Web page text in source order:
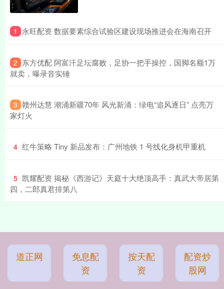
1 ​永旺配资 数据要素综合试验区建设现场推进会在海南召开
2 ​东方优配 阿富汗足坛腐败，足协一把手操控，国脚名额1万
就卖，曝录音实锤
3 ​赣州达慧 潮涌新疆70年 风光新涌：绿电“追风逐日” 点亮万
家灯火
4 ​红牛策略 Tiny 新品发布：广州地铁 1 号线化身机甲重机
5 ​凯耀配资 揭秘《西游记》天庭十大绝顶高手：真武大帝居第
四，二郎真君排第八
道正网
免息配
资
按天配
资
配资炒
股网